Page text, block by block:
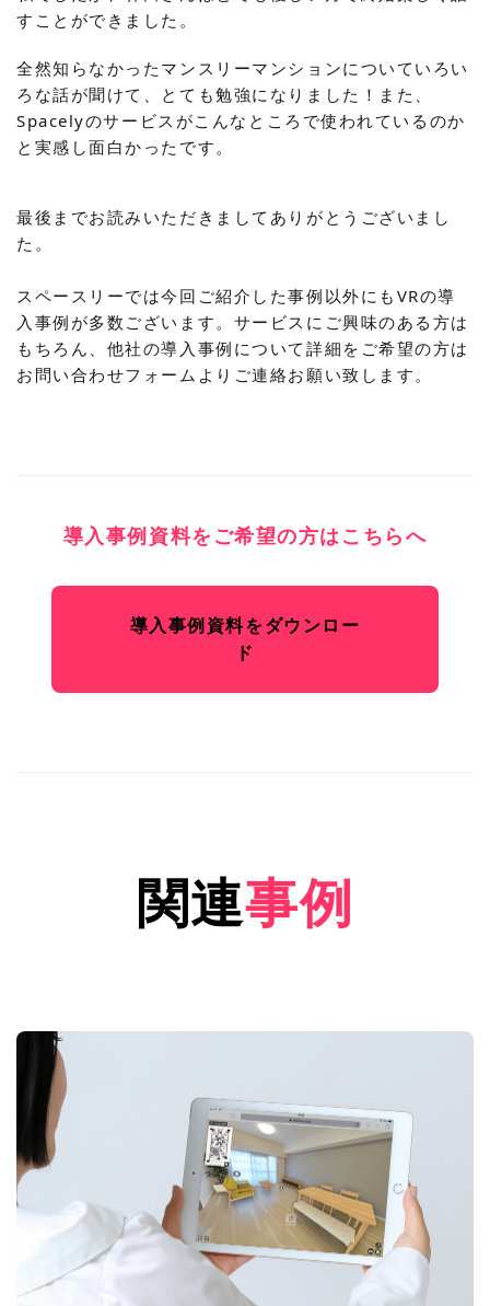
すことができました。
全然知らなかったマンスリーマンションについていろい
ろな話が聞けて、とても勉強になりました！また、
Spacelyのサービスがこんなところで使われているのか
と実感し面白かったです。
最後までお読みいただきましてありがとうございまし
た。
スペースリーでは今回ご紹介した事例以外にもVRの導
入事例が多数ございます。サービスにご興味のある方は
もちろん、他社の導入事例について詳細をご希望の方は
お問い合わせフォーム よりご連絡お願い致します。
導入事例資料をご希望の方はこちらへ
導入事例資料をダウンロー
ド
関連事例